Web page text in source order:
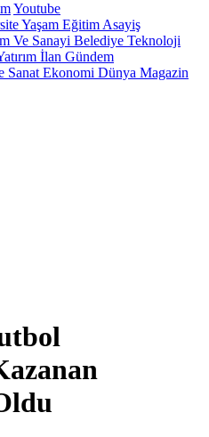
Youtube
Yaşam Eğitim Asayiş
Ve Sanayi Belediye Teknoloji
İlan Gündem
Sanat Ekonomi Dünya Magazin